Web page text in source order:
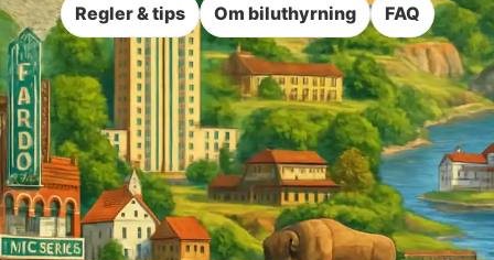
Regler & tips Om biluthyrning FAQ